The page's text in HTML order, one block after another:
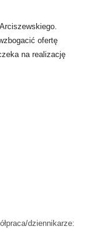
ofertę
na realizację
dziennikarze: